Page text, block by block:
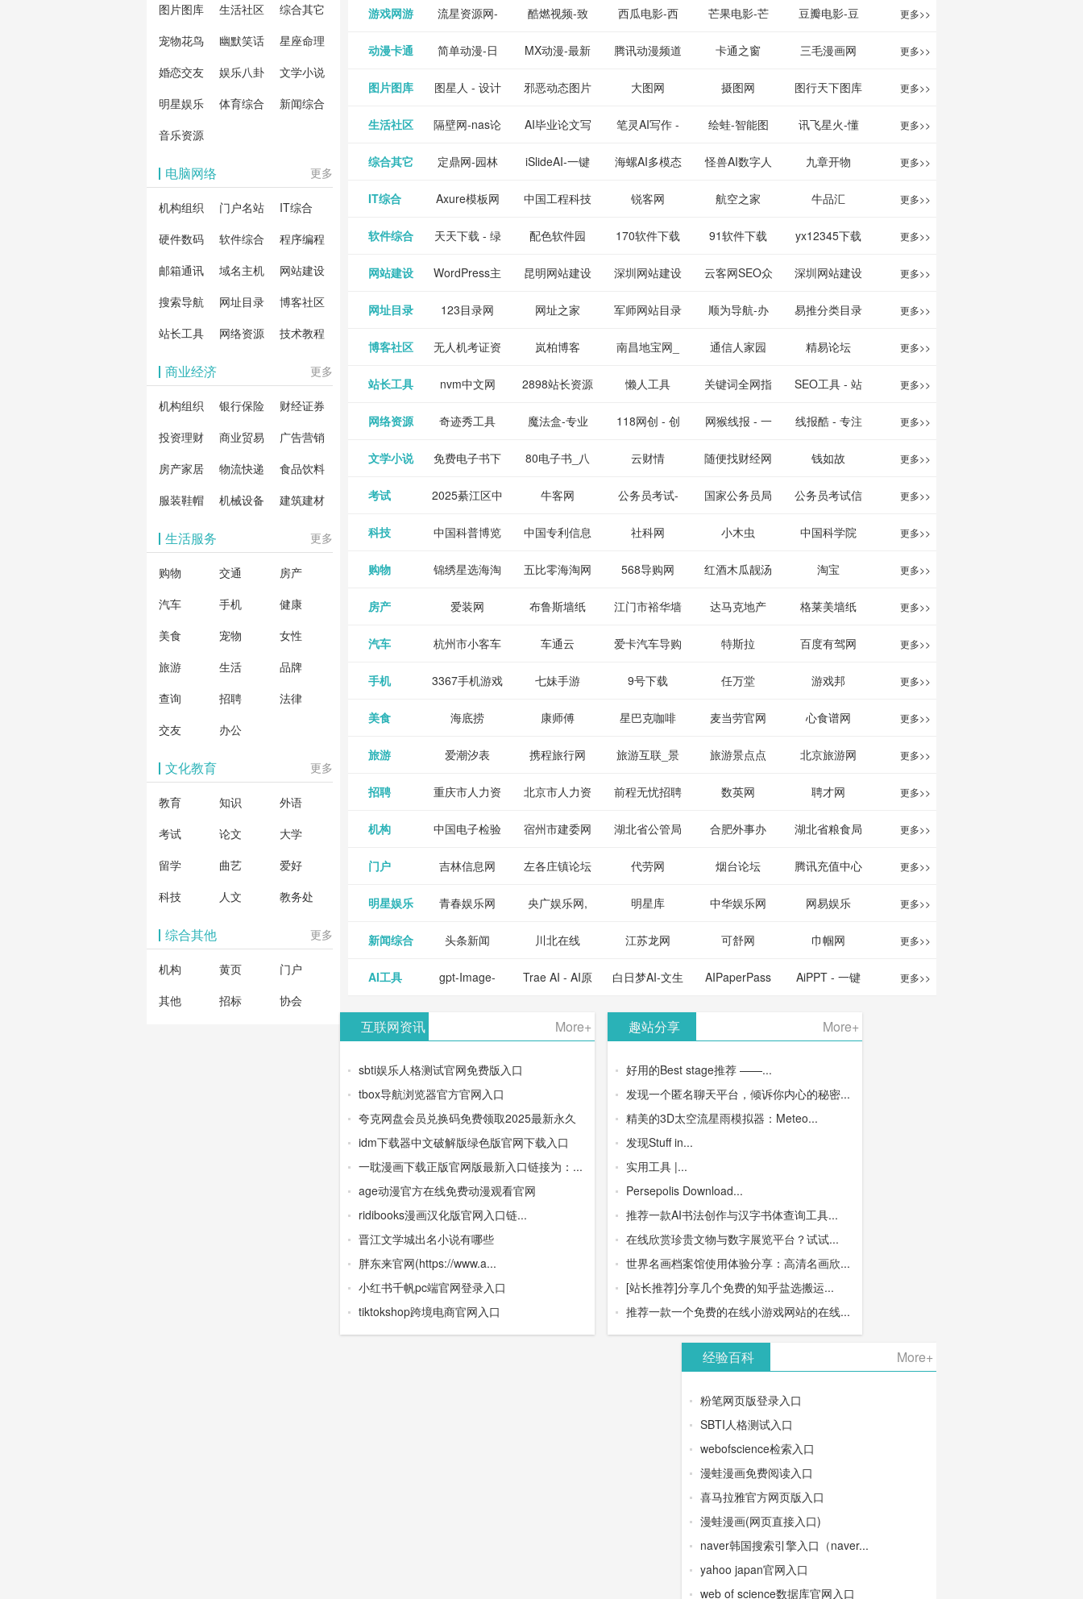
速，支持在
线观看，满
需求，提供
无广告、高
看的电视
剧、最新的
看，神马影
院每天更新
动作片、 喜
剧片、爱情
等全新电
的在线观
看，快来碟
调电影网在
热门影视作
品吧！
软件免费下
载、资源免
术教程学习
与交流平
解软件、整
卓破解软件
载！旨在打
造一个绿色
件共享站、
资源
图片图库
生活社区
综合其它
宠物花鸟
幽默笑话
星座命理
婚恋交友
娱乐八卦
文学小说
明星娱乐
体育综合
新闻综合
音乐资源
电脑网络 更多
机构组织 门户名站
IT综合
硬件数码
软件综合
程序编程
邮箱通讯
域名主机
网站建设
搜索导航
网址目录
博客社区
站长工具
网络资源 技术教程
商业经济 更多
机构组织 银行保险
财经证券
投资理财
商业贸易
广告营销
房产家居
物流快递
食品饮料
服装鞋帽
机械设备 建筑建材
生活服务 更多
购物 交通
房产
汽车
手机
健康
美食
宠物
女性
旅游
生活
品牌
查询
招聘
法律
交友
办公
文化教育 更多
教育 知识
外语
考试
论文
大学
留学
曲艺
爱好
科技
人文 教务处
综合其他 更多
机构 黄页
门户
其他
招标 协会
费高清在线电
影电视剧观看
网盘资源分享
小站
紫可可,免费提
供最新高清电
影
电视剧免费在
线观看_热播
电视剧大全
游戏网游 流星资源网-
流星蝴蝶剑官
网资源下载站
酷燃视频-致
力于打造中国
领先的优质短
节目视频
西瓜电影-西
瓜视频网站电
影频道
芒果电影-芒
果TV网站电影
频道
豆瓣电影-豆
瓣电影提供最
新的电影介绍
及评论包括上
映影片的影讯
查询及购票服
务。你可以记
录想看、在看
和看过的电影
电视剧，顺便
打分、写影
评。根据你的
更多>>
动漫卡通 简单动漫-日
本动画BT下载
站
MX动漫-最新
最全动漫免费
在线观看
腾讯动漫频道
_comic.qq.com_
动漫综合
卡通之窗
_www.cartoonwin.com_
动漫原创
三毛漫画网
_www.sanmao.com.cn_
动漫原创
更多>>
图片图库 图星人 - 设计
图片素材免费
下载网站
邪恶动态图片
大全
大图网 摄图网 图行天下图库 更多>>
生活社区 隔壁网-nas论
坛|nas1.cn|nas1|nas
社区|PT网
站|NAS交流社
区
AI毕业论文写
作-AI毕业设
计-AI答辩问题
预测与PPT模
板生成
笔灵AI写作 -
国内领先的AI
写作助手
绘蛙-智能图
片、文案创作
平台
讯飞星火-懂
我的AI助手
更多>>
综合其它 定鼎网-园林
景观建筑室内
设计资料分享
平台
iSlideAI-一键
生成PPT模板
下载
海螺AI多模态
大语言模型
怪兽AI数字人 九章开物 更多>>
IT综合 Axure模板网 中国工程科技
知识中心
锐客网 航空之家 牛品汇 更多>>
软件综合 天天下载 - 绿
色精品软件应
用分享平台
配色软件园 170软件下载
站
91软件下载 yx12345下载
站
更多>>
网站建设 WordPress主
题模板下载_
爱主题
昆明网站建设 深圳网站建设 云客网SEO众
包服务平台
深圳网站建设 更多>>
网址目录 123目录网 网址之家 军师网站目录
网址大全
顺为导航-办
公运营工具导
航
易推分类目录
网
更多>>
博客社区 无人机考证资
讯网
岚柏博客 南昌地宝网_
南昌论坛
通信人家园 精易论坛 更多>>
站长工具 nvm中文网 2898站长资源
平台
懒人工具 关键词全网指
数查询
SEO工具 - 站
长之家
更多>>
网络资源 奇迹秀工具
箱-设计师必
备设计工具及
各类设计辅助
神器
魔法盒-专业
的游戏动画特
效学习平台
118网创 - 创
业项目资源分
享下载平台
网猴线报 - 一
个简单且纯粹
的活动线报资
源分享网站
线报酷 - 专注
线报活动
更多>>
文学小说 免费电子书下
载网,txt小说
免费下载,全集
全本完结txt小
说-书本网
80电子书_八
零电子书
_80txt_八零
小说网
云财情 随便找财经网 钱如故 更多>>
考试 2025綦江区中
考志愿填报系
统
牛客网 公务员考试-
中公教育网
国家公务员局 公务员考试信
息网
更多>>
科技 中国科普博览 中国专利信息
网
社科网 小木虫 中国科学院 更多>>
购物 锦绣星选海淘 五比零海淘网 568导购网 红酒木瓜靓汤
官网
淘宝 更多>>
房产 爱装网 布鲁斯墙纸 江门市裕华墙
纸
达马克地产 格莱美墙纸 更多>>
汽车 杭州市小客车
总量调控管理
信息系统
车通云 爱卡汽车导购 特斯拉 百度有驾网 更多>>
手机 3367手机游戏 七妹手游 9号下载 任万堂 游戏邦 更多>>
美食 海底捞 康师傅 星巴克咖啡 麦当劳官网 心食谱网 更多>>
旅游 爱潮汐表 携程旅行网 旅游互联_景
点门票预订
旅游景点点
评-猫途鹰
Tripadvisor
北京旅游网 更多>>
招聘 重庆市人力资
源和社会保障
局
北京市人力资
源和社会保障
前程无忧招聘
网
数英网 聘才网 更多>>
机构 中国电子检验
检疫业务网
宿州市建委网 湖北省公管局 合肥外事办 湖北省粮食局 更多>>
门户 吉林信息网 左各庄镇论坛 代劳网 烟台论坛 腾讯充值中心 更多>>
明星娱乐 青春娱乐网 央广娱乐网, 明星库 中华娱乐网 网易娱乐 更多>>
新闻综合 头条新闻 川北在线 江苏龙网 可舒网 巾帼网 更多>>
AI工具 gpt-Image-
器
Trae AI - AI原
pro与
DeepSeek模
白日梦AI-文生
视频类AIGC
AIPaperPass
千字大纲
AiPPT - 一键 更多>>
互联网资讯 More+
sbti娱乐人格测试官网免费版入口
tbox导航浏览器官方官网入口
夸克网盘会员兑换码免费领取2025最新永久
idm下载器中文破解版绿色版官网下载入口
一耽漫画下载正版官网版最新入口链接为：...
age动漫官方在线免费动漫观看官网
ridibooks漫画汉化版官网入口链...
晋江文学城出名小说有哪些
胖东来官网(https://www.a...
小红书千帆pc端官网登录入口
tiktokshop跨境电商官网入口
趣站分享 More+
好用的Best stage推荐 ——...
发现一个匿名聊天平台，倾诉你内心的秘密...
精美的3D太空流星雨模拟器：Meteo...
发现Stuff in...
实用工具 |...
Persepolis Download...
推荐一款AI书法创作与汉字书体查询工具...
在线欣赏珍贵文物与数字展览平台？试试...
世界名画档案馆使用体验分享：高清名画欣...
[站长推荐]分享几个免费的知乎盐选搬运...
推荐一款一个免费的在线小游戏网站的在线...
经验百科 More+
粉笔网页版登录入口
SBTI人格测试入口
webofscience检索入口
漫蛙漫画免费阅读入口
喜马拉雅官方网页版入口
漫蛙漫画(网页直接入口)
naver韩国搜索引擎入口（naver...
yahoo japan官网入口
web of science数据库官网入口